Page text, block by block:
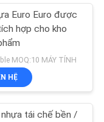
Cage
Euro Euro được
hợp cho kho
MOQ:10 MÁY TÍNH
HỆ
tái chế bền /